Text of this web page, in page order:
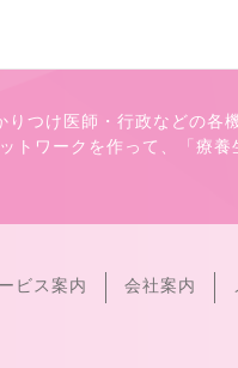
つけ医師・行政などの各
トワークを作って、「療
ビス案内 会社案内